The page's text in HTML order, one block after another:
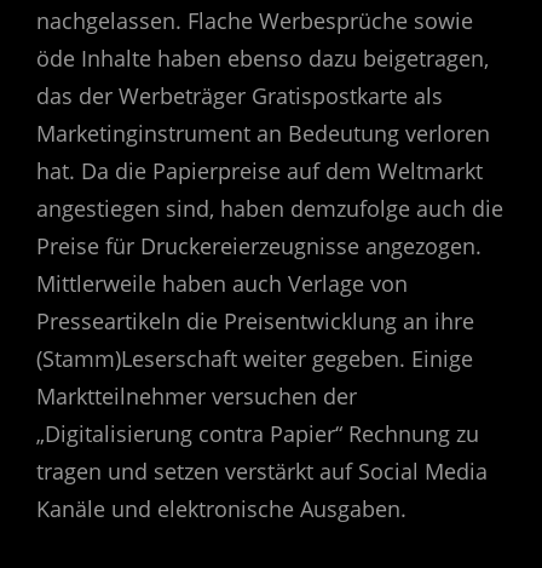
nachgelassen. Flache Werbesprüche sowie
öde Inhalte haben ebenso dazu beigetragen,
das der Werbeträger Gratispostkarte als
Marketinginstrument an Bedeutung verloren
hat. Da die Papierpreise auf dem Weltmarkt
angestiegen sind, haben demzufolge auch die
Preise für Druckereierzeugnisse angezogen.
Mittlerweile haben auch Verlage von
Presseartikeln die Preisentwicklung an ihre
(Stamm)Leserschaft weiter gegeben. Einige
Marktteilnehmer versuchen der
„Digitalisierung contra Papier“ Rechnung zu
tragen und setzen verstärkt auf Social Media
Kanäle und elektronische Ausgaben.